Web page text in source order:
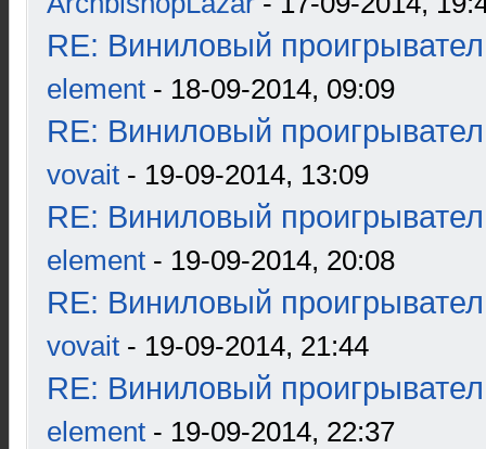
RE: Виниловый
element - 18-09-2014, 09:09
RE: Виниловый
vovait - 19-09-2014, 13:09
RE: Виниловый
element - 19-09-2014, 20:08
RE: Виниловый
vovait - 19-09-2014, 21:44
RE: Виниловый
element - 19-09-2014, 22:37